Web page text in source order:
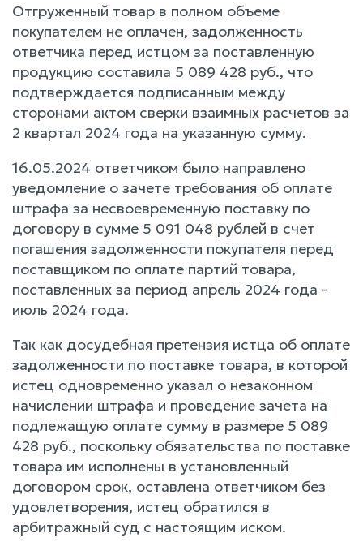
Отгруженный товар в полном объеме
покупателем не оплачен, задолженность
ответчика перед истцом за поставленную
продукцию составила 5 089 428 руб., что
подтверждается подписанным между
сторонами актом сверки взаимных расчетов за
2 квартал 2024 года на указанную сумму.
16.05.2024 ответчиком было направлено
уведомление о зачете требования об оплате
штрафа за несвоевременную поставку по
договору в сумме 5 091 048 рублей в счет
погашения задолженности покупателя перед
поставщиком по оплате партий товара,
поставленных за период апрель 2024 года -
июль 2024 года.
Так как досудебная претензия истца об оплате
задолженности по поставке товара, в которой
истец одновременно указал о незаконном
начислении штрафа и проведение зачета на
подлежащую оплате сумму в размере 5 089
428 руб., поскольку обязательства по поставке
товара им исполнены в установленный
договором срок, оставлена ответчиком без
удовлетворения, истец обратился в
арбитражный суд с настоящим иском.